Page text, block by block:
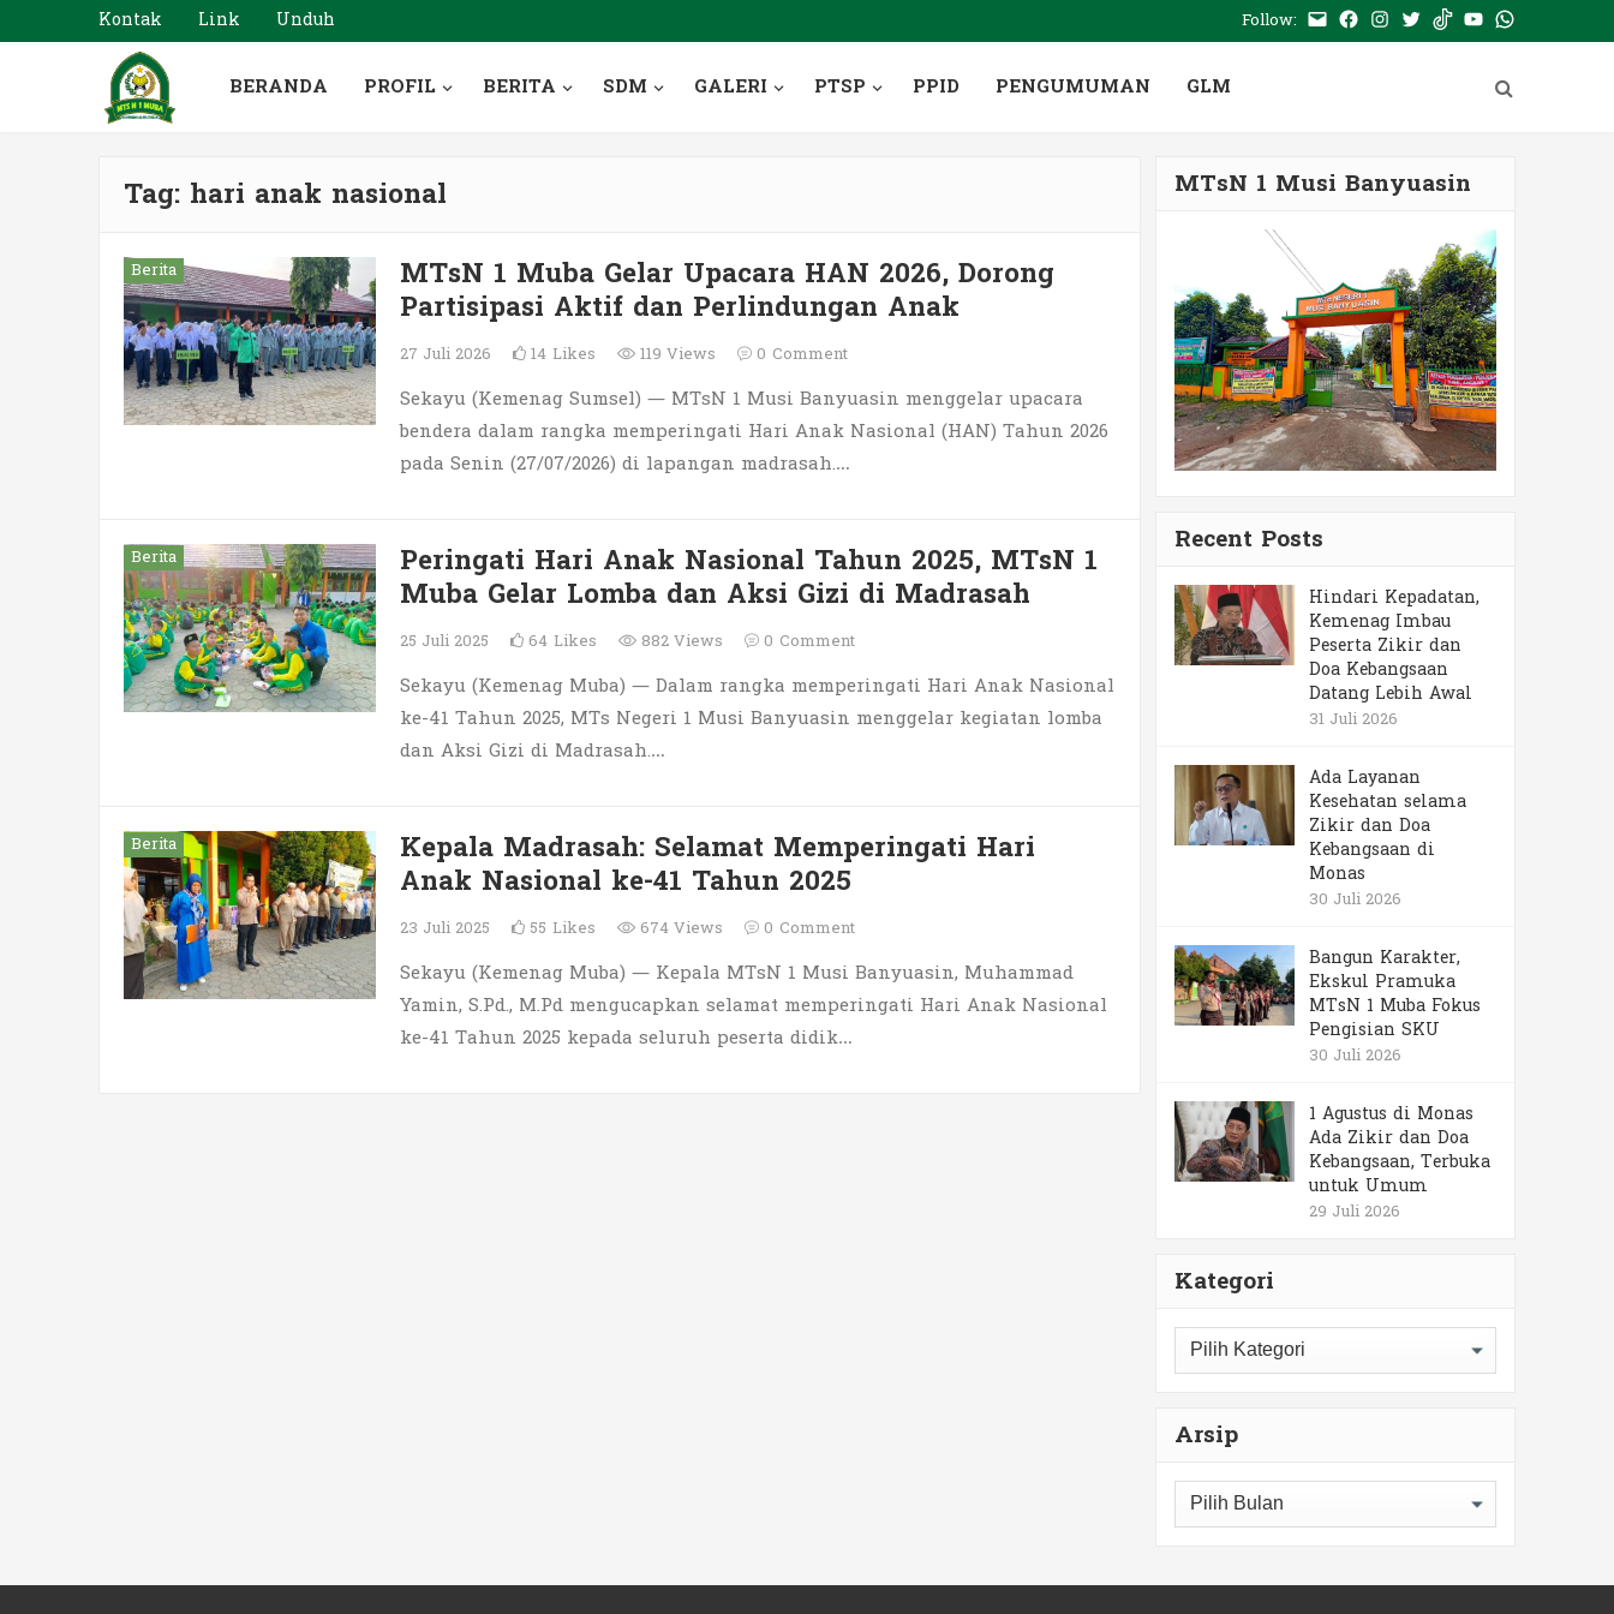
Kontak Link Unduh Follow: E- Facebook
Instagram
TwitterTiktokYoutubeWhatsApp
BERANDA PROFIL BERITA SDM GALERI PTSP PPID PENGUMUMAN GLM
Tag: hari anak nasional
Berita MTsN 1 Muba Gelar Upacara HAN 2026, Dorong
Partisipasi Aktif dan Perlindungan Anak
27 Juli 2026 14 Likes 119 Views 0 Comment
Sekayu (Kemenag Sumsel) — MTsN 1 Musi Banyuasin menggelar upacara
bendera dalam rangka memperingati Hari Anak Nasional (HAN) Tahun 2026
pada Senin (27/07/2026) di lapangan madrasah.…
Berita Peringati Hari Anak Nasional Tahun 2025, MTsN 1
Muba Gelar Lomba dan Aksi Gizi di Madrasah
25 Juli 2025 64 Likes 882 Views 0 Comment
Sekayu (Kemenag Muba) — Dalam rangka memperingati Hari Anak Nasional
ke-41 Tahun 2025, MTs Negeri 1 Musi Banyuasin menggelar kegiatan lomba
dan Aksi Gizi di Madrasah.…
Berita Kepala Madrasah: Selamat Memperingati Hari
Anak Nasional ke-41 Tahun 2025
23 Juli 2025 55 Likes 674 Views 0 Comment
Sekayu (Kemenag Muba) — Kepala MTsN 1 Musi Banyuasin, Muhammad
Yamin, S.Pd., M.Pd mengucapkan selamat memperingati Hari Anak Nasional
ke-41 Tahun 2025 kepada seluruh peserta didik…
MTsN 1 Musi Banyuasin
Recent Posts
Hindari Kepadatan,
Kemenag Imbau
Peserta Zikir dan
Doa Kebangsaan
Datang Lebih Awal
31 Juli 2026
Ada Layanan
Kesehatan selama
Zikir dan Doa
Kebangsaan di
Monas
30 Juli 2026
Bangun Karakter,
Ekskul Pramuka
MTsN 1 Muba Fokus
Pengisian SKU
30 Juli 2026
1 Agustus di Monas
Ada Zikir dan Doa
Kebangsaan, Terbuka
untuk Umum
29 Juli 2026
Kategori
Kategori
Arsip
Arsip